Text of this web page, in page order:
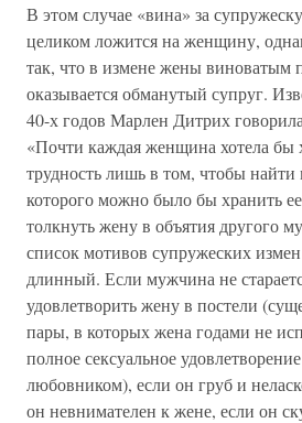
В этом случае «вина» за
целиком ложится на женщину,
так, что в измене жены виноватым
оказывается обманутый супруг.
40-х годов Марлен Дитрих
«Почти каждая женщина хотела бы
трудность лишь в том, чтобы
которого можно было бы хранить
толкнуть жену в объятия другого
список мотивов супружеских
длинный. Если мужчина не
удовлетворить жену в постели
пары, в которых жена годами не
полное сексуальное
любовником), если он груб и
он невнимателен к жене, если он